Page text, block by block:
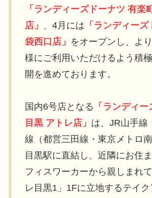
「ランディーズドーナツ 有楽
店」 、4月には 「ランディー
袋西口店」 をオープンし、よ
様にご利用いただけるよう積
開を進めております。
国内6号店となる 「ランディ
目黒 アトレ店」 は、JR山手線
線（都営三田線・東京メトロ南
目黒駅に直結し、近隣にお住
フィスワーカーから親しまれ
レ目黒1」1Fに立地するテイク